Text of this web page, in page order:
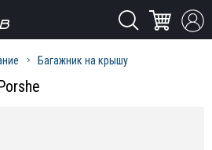
Багажник на крышу